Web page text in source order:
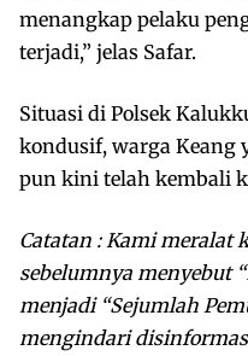
menangkap pelaku
terjadi,” jelas Safar.
Situasi di Polsek
kondusif, warga Keang
pun kini telah kembali
Catatan : Kami meralat
sebelumnya menyebut
menjadi “Sejumlah
mengindari